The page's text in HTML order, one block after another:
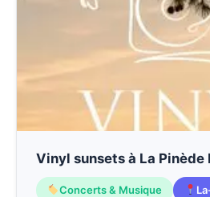
Vinyl sunsets à La Pinède
Concerts & Musique